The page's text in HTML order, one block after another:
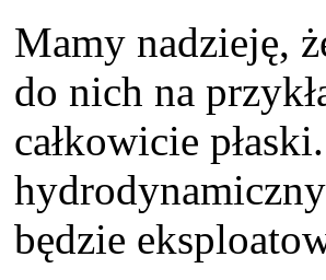
Mamy nadzieję,
do nich na
całkowicie
będzie